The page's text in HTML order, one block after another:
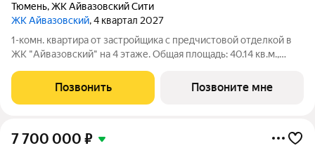
Тюмень,ЖК Айвазовский Сити
ЖК Айвазовский, 4 квартал 2027
1-комн. квартира от застройщика с предчистовой отделкой в
ЖК "Айвазовский" на 4 этаже. Общая площадь: 40.14 кв.м.,
кв.м. Все окна выходят на одну сторону. В квартире один
совмещенный
Позвонить Позвоните мне
7 700 000 ₽